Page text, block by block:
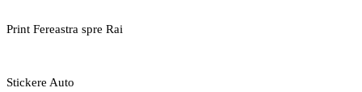
Print Fereastra spre Rai
Stickere Auto